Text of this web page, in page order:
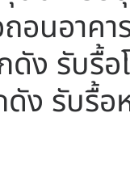
อนอาค
ดัง รับรื้อ
ง รับรื้